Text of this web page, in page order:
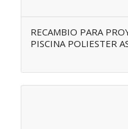
RECAMBIO PARA
PISCINA POLIESTER